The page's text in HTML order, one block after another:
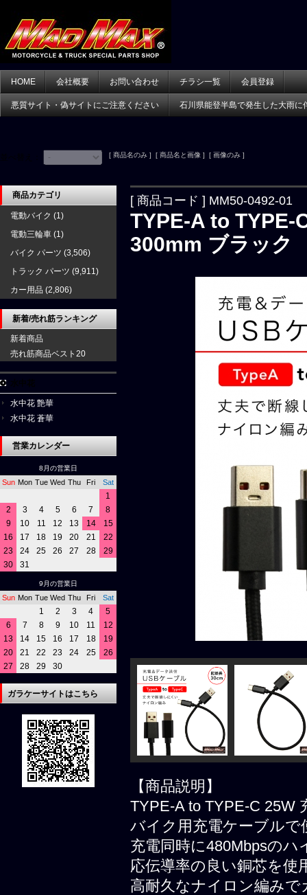
HOME 会社概要 お問い合わせ チラシ一覧 会員登録
悪質サイト・偽サイトにご注意ください 石川県能登半島で発生した大雨に
[ 商品名のみ ] [ 商品名と画像 ] [ 画像のみ ]
[ 商品コード ] MM50-0492-01
TYPE-A to TYPE-
300mm ブラック
【商品説明】
TYPE-A to TYPE-C 25W
バイク用充電ケーブル
充電同時に480Mbpsの
応伝導率の良い銅芯を使
高耐久なナイロン編み
商品カテゴリ
電動バイク (1)
電動三輪車 (1)
バイク パーツ (3,506)
トラック パーツ (9,911)
カー用品 (2,806)
新着/売れ筋ランキング
新着商品
売れ筋商品ベスト20
水中花 艶華
水中花 蒼華
営業カレンダー
8月の営業日
Sun Mon Tue Wed Thu Fri Sat
1
2
3 4 5 6 7
8
9
10 11 12 13 14
15
16
17 18 19 20 21
22
23
24 25 26 27 28
29
30
31
9月の営業日
Sun Mon Tue Wed Thu Fri Sat
1 2 3 4
5
6
7 8 9 10 11
12
13
14 15 16 17 18
19
20
21 22 23 24 25
26
27
28 29 30
ガラケーサイトはこちら